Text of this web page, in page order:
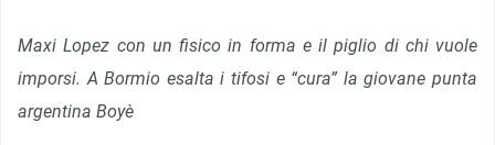
Maxi Lopez con un fisico in forma e il piglio di chi vuole
imporsi. A Bormio esalta i tifosi e “cura” la giovane punta
argentina Boyè